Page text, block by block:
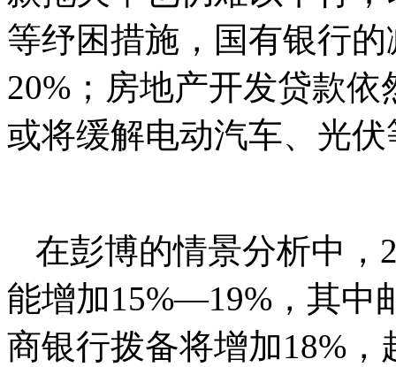
等纾困措施，国有银行
20%；房地产开发贷款
或将缓解电动汽车、光
在彭博的情景分析中，
能增加15%—19%，其中
商银⾏拨备将增加18%